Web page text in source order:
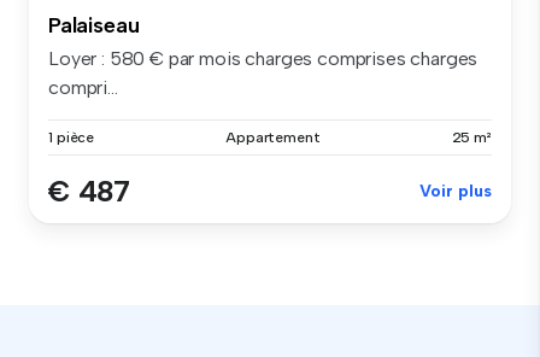
Palaiseau
Loyer : 580 € par mois charges comprises charges
compri...
1 pièce Appartement 25 m²
€ 487 Voir plus